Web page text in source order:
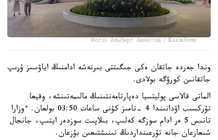
Фото: Альберт Ахметов / Kazinform
وندا جەردە جاتقان ەكى جىگىتتى بىرنەشە ادامنىڭ اياۋسىز ۇرىپ
جاتقانىن كورۋگە بولادى.
الماتى قالاسى پوليتسيا دەپارتامەنتىنىڭ مالىمەتىنشە، وقيعا
تۇركسىب اۋدانىندا 4 -تامىز كۇنى ساعات 03:50 بولعان. ءوزارا
تانىس 5 ەر ادام سوزگە كەلىپ، بىلاپىت سوزدەر ايتىپ، جانجال
شىعارعان جانە تۇرعىنداردىڭ تىنىشتىعىن بۇزعان.